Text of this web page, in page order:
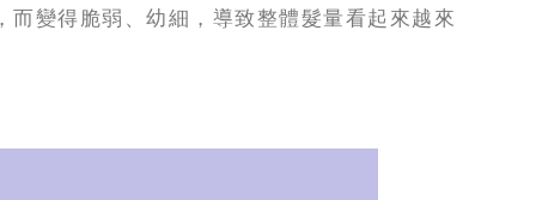
變得脆弱、幼細，導致整體髮量看起來越來